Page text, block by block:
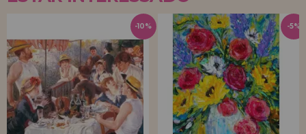
-10% -5%